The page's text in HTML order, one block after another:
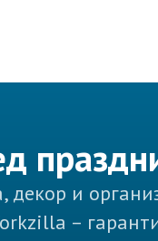
декор и
–